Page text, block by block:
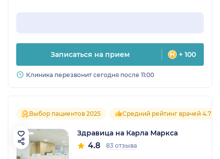
Записаться на прием + 100
Клиника перезвонит сегодня после 11:00
Выбор пациентов 2025 Средний рейтинг врачей 4.7
Здравица на Карла Маркса
4.8 83 отзыва